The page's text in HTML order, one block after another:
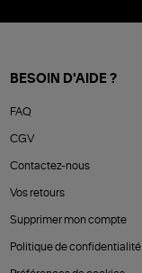
BESOIN D'AIDE ?
FAQ
CGV
Contactez-nous
Vos retours
Supprimer mon compte
Politique de confidentialité